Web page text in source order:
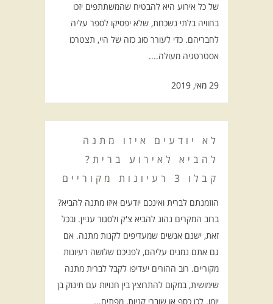
של כל אירוע היא להבטיח שהמשתתפים יזכו
בחוויה בלתי נשכחת, שלא יפסיקו לספר עליה
לחבריהם. כדי לעורר סוג כזה של היי, תצטרכו
אסטרטגיה מעולה....
29 מאי, 2019
לא יודעים איזו מתנה
להביא לאירוע ברית?
קבלו 3 רעיונות מקוריים
הוזמנתם לברית ואינכם יודעים איזו מתנה להביא?
ברוב המקרים נהוג להביא צ'ק ולסגור עניין. ובכל
זאת, ישנם אנשים שמעדיפים לקנות מתנה. אם
גם אתם נמנים עליהם, לפניכם שלושה רעיונות
מקוריים. רוב ההורים יעדיפו לקבל לברית מתנה
שימושית, במקום להתרוצץ בין חנויות עם תינוק בן
יומו. לכן כסף או שוברי קניות, מפתים...